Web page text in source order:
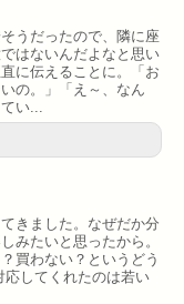
うだったので、隣に座
はないんだよなと思い
に伝えることに。「お
の。」「え～、なん
い...
きました。なぜだか分
みたいと思ったから。
買わない？というどう
してくれたのは若い